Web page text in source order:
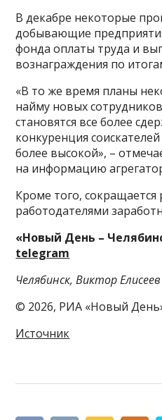
В декабре некоторые
добывающие
фонда оплаты труда и
вознаграждения по
«В то же время планы
найму новых
становятся все более
конкуренция
более высокой», –
на информацию
Кроме того,
работодателями
«Новый День –
telegram
Челябинск, Виктор Елисеев
© 2026, РИА «Новый
Источник